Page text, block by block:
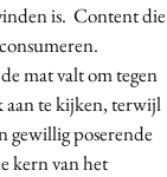
is. Content die
mat valt om tegen
aan te kijken, terwijl
poserende
kern van het